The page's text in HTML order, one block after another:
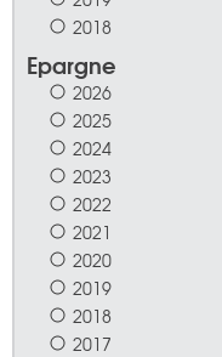
2018
Epargne
2026
2025
2024
2023
2022
2021
2020
2019
2018
2017